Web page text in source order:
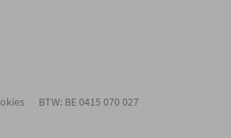
BTW: BE 0415 070 027